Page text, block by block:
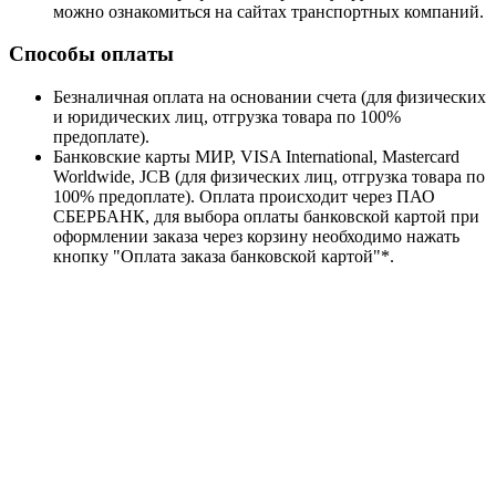
можно ознакомиться на сайтах транспортных компаний.
Способы оплаты
Безналичная оплата на основании счета (для физических
и юридических лиц, отгрузка товара по 100%
предоплате).
Банковские карты МИР, VISA International, Mastercard
Worldwide, JCB (для физических лиц, отгрузка товара по
100% предоплате). Оплата происходит через ПАО
СБЕРБАНК, для выбора оплаты банковской картой при
оформлении заказа через корзину необходимо нажать
кнопку "Оплата заказа банковской картой"*.